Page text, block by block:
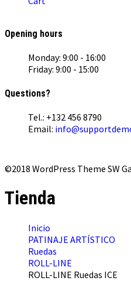
Opening hours
Monday: 9:00 - 16:00
Friday: 9:00 - 15:00
Questions?
Tel.: +132 456 8790
Email:
©2018 WordPress Theme SW
Tienda
Inicio
PATINAJE ARTÍSTICO
Ruedas
ROLL-LINE
ROLL-LINE Ruedas ICE